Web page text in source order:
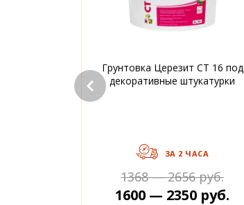
Грунтовка Церезит CT 16 под
декоративные штукатурки
ЗА 2 ЧАСА
1368 — 2656 руб.
1600 — 2350 руб.